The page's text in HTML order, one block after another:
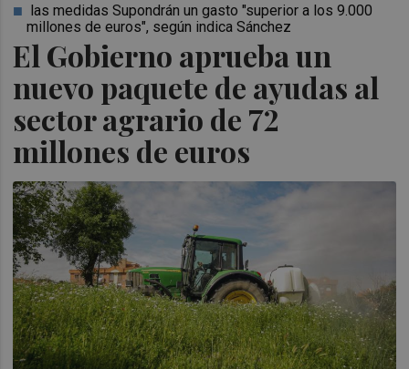
El Gobierno aprueba un
nuevo paquete de ayudas al
sector agrario de 72
millones de euros
las medidas Supondrán un gasto "superior a los 9.000
millones de euros", según indica Sánchez